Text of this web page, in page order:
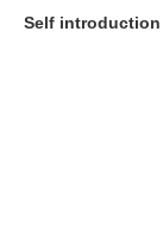
Self introduction